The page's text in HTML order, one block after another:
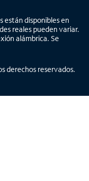
están disponibles en
reales pueden variar.
alámbrica. Se
derechos reservados.